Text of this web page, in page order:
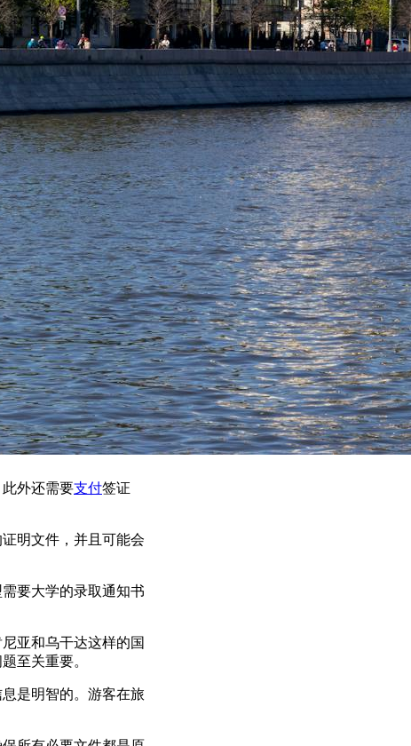
此外还需要支付签证
明文件，并且可能会
要大学的录取通知书
尼亚和乌干达这样的国
至关重要。
是明智的。游客在旅